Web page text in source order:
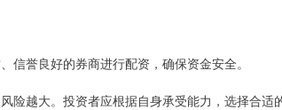
信誉良好的券商进行配资，确保资金安全。
险越大。投资者应根据自身承受能力，选择合适